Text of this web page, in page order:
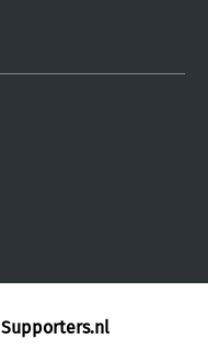
Supporters.nl